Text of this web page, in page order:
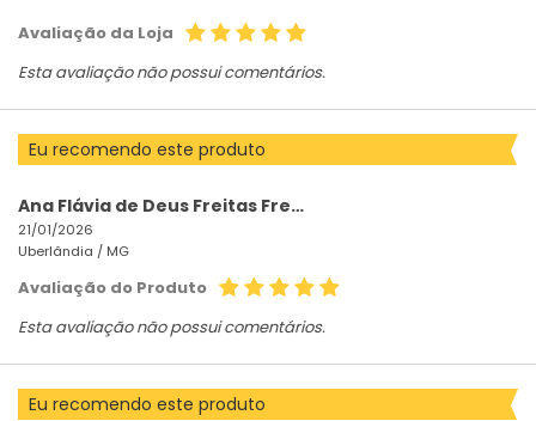
Avaliação da Loja
Esta avaliação não possui comentários.
Eu recomendo este produto
Ana Flávia de Deus Freitas Freitas
21/01/2026
Uberlândia / MG
Avaliação do Produto
Esta avaliação não possui comentários.
Eu recomendo este produto